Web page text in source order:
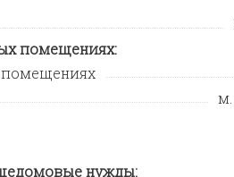
помещениях:
м.
нужды: